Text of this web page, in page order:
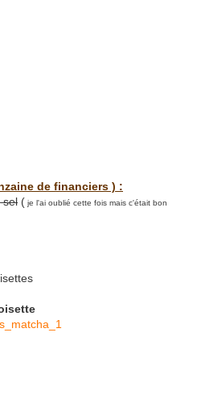
de financiers ) :
sel ( je l'ai oublié cette fois mais c'était bon